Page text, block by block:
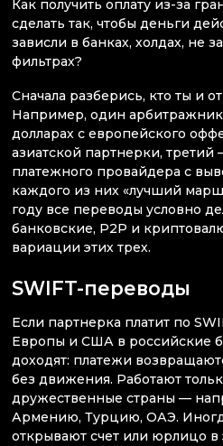
Как получить оплату из-за
сделать так, чтобы деньги
зависли в банках, холдах, не
фильтрах?
Сначала разберись, кто ты и
Например, один арбитражник
долларах с европейского
азиатской партнерки, третий
платежного провайдера с
каждого из них «лучший
году все переводы условно
банковские, P2P и
вариации этих трех.
SWIFT-переводы
Если партнерка платит по
Европы и США в российские
доходят: платежи
без движения. Работают
дружественные страны —
Армению, Турцию, ОАЭ.
открывают счет или юрлицо в